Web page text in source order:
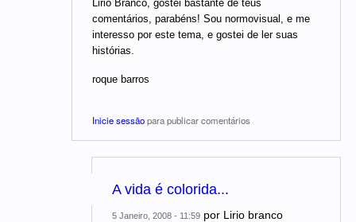
Lirio Branco, gostei bastante de teus
comentários, parabéns! Sou normovisual, e me
interesso por este tema, e gostei de ler suas
histórias.
roque barros
Inicie sessãopara publicar comentários
A vida é colorida...
5 Janeiro, 2008 - 11:59 por Lirio branco